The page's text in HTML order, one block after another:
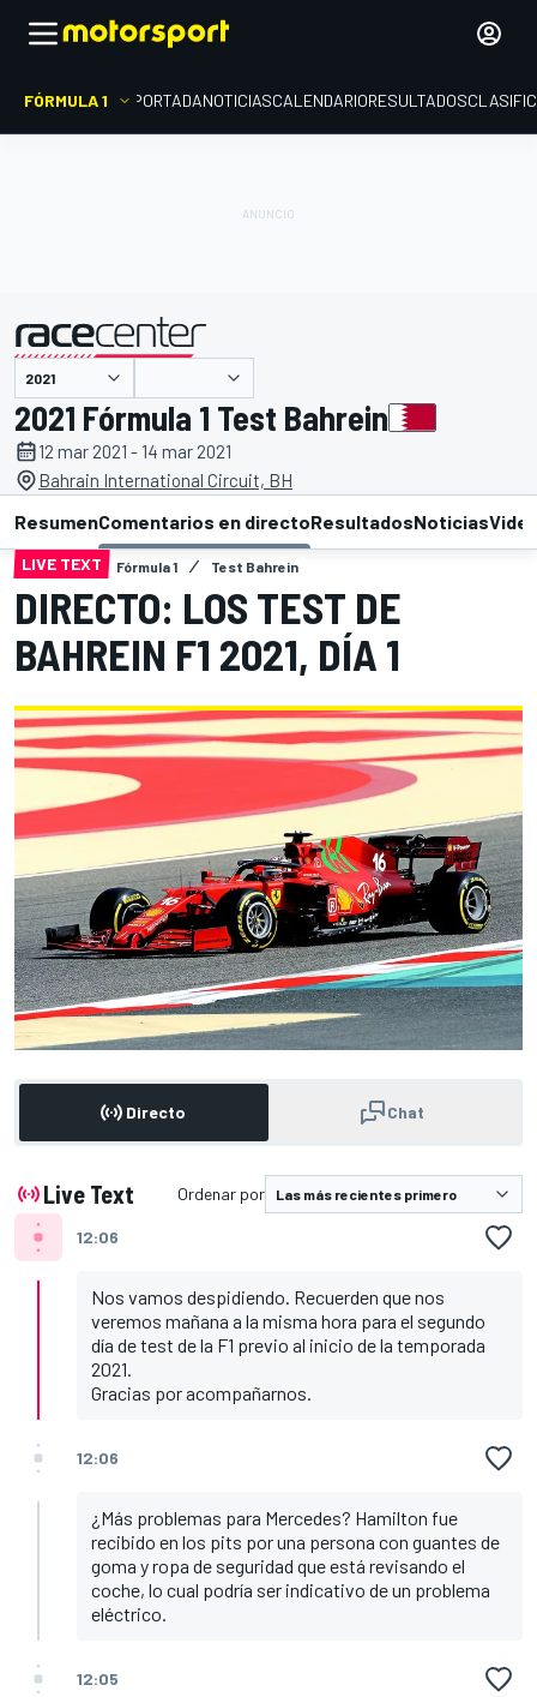
FÓRMULA 1 PORTADANOTICIASCALENDARIORESULTADOS
2021 Fórmula 1 Test Bahrein
12 mar 2021 - 14 mar 2021
Bahrain International Circuit, BH
ResumenComentarios en directoResultadosNoticias
LIVE TEXT Fórmula 1 Test Bahrein
DIRECTO: LOS TEST DE
BAHREIN F1 2021, DÍA 1
Directo Chat
Live Text Ordenar por
12:06
Nos vamos despidiendo. Recuerden que nos
veremos mañana a la misma hora para el segundo
día de test de la F1 previo al inicio de la temporada
2021.
Gracias por acompañarnos.
12:06
¿Más problemas para Mercedes? Hamilton fue
recibido en los pits por una persona con guantes de
goma y ropa de seguridad que está revisando el
coche, lo cual podría ser indicativo de un problema
eléctrico.
12:05